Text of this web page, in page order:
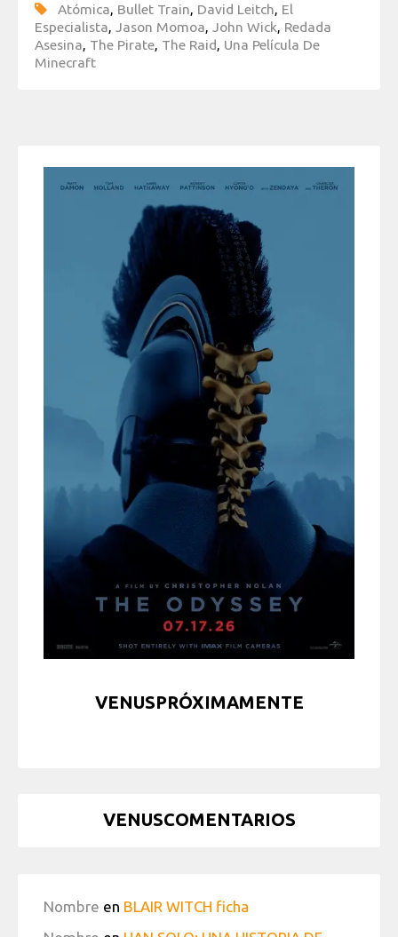
Atómica, Bullet Train, David Leitch, El
Especialista, Jason Momoa, John Wick, Redada
Asesina, The Pirate, The Raid, Una Película De
Minecraft
VENUSPRÓXIMAMENTE
VENUSCOMENTARIOS
Nombre en BLAIR WITCH ficha